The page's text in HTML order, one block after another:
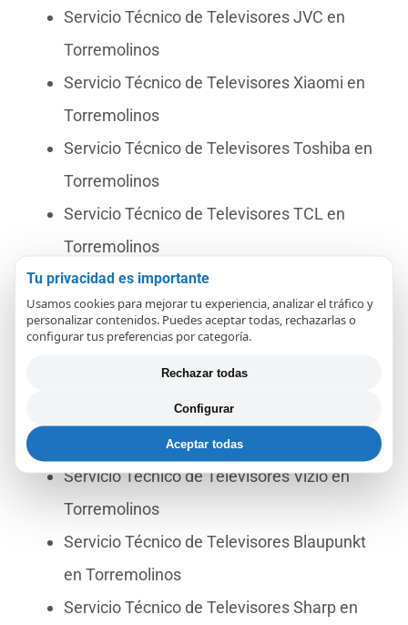
Servicio Técnico de Televisores JVC en
Torremolinos
Servicio Técnico de Televisores Xiaomi en
Torremolinos
Servicio Técnico de Televisores Toshiba en
Torremolinos
Servicio Técnico de Televisores TCL en
Torremolinos
Servicio Técnico de Televisores Selecline en
Torremolinos
Servicio Técnico de Televisores TD
Systems en Torremolinos
Servicio Técnico de Televisores OK en
Servicio Técnico de Televisores Vizio en
Torremolinos
Servicio Técnico de Televisores Blaupunkt
en Torremolinos
Servicio Técnico de Televisores Sharp en
Tu privacidad es importante
Usamos cookies para mejorar tu experiencia, analizar el tráfico y
personalizar contenidos. Puedes aceptar todas, rechazarlas o
configurar tus preferencias por categoría.
Rechazar todas
Configurar
Aceptar todas